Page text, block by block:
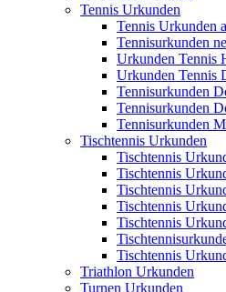
Tennis Urkunden
Tennis Urkunden
Tennisurkunden
Urkunden Tennis
Urkunden Tennis
Tennisurkunden
Tennisurkunden
Tennisurkunden
Tischtennis Urkunden
Tischtennis
Tischtennis
Tischtennis
Tischtennis
Tischtennis
Tischtennis
Triathlon Urkunden
Turnen Urkunden